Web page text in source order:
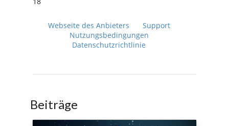
Webseite des Anbieters
Support
Nutzungsbedingungen
Datenschutzrichtlinie
Beiträge